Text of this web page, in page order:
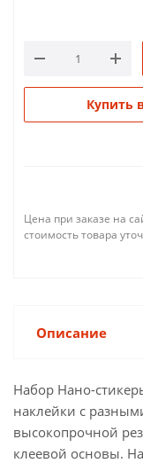
Купить
Цена при заказе на
стоимость товара
Описание
Набор Нано-
наклейки с
высокопрочной
клеевой основы.